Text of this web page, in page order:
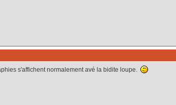
s'affichent normalement avé la bidite loupe.